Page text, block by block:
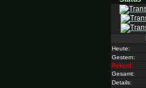
Heute:
Gestern:
Rekord:
Gesamt:
Details: